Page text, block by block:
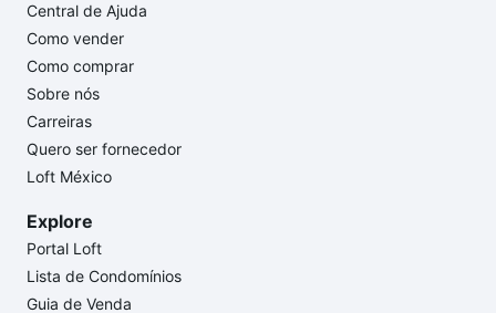
Central de Ajuda
Como vender
Como comprar
Sobre nós
Carreiras
Quero ser fornecedor
Loft México
Explore
Portal Loft
Lista de Condomínios
Guia de Venda